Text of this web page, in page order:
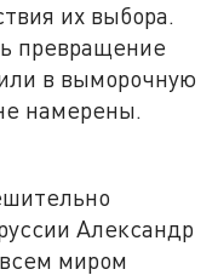
их выбора.
превращение
в выморочную
намерены.
Александр
миром